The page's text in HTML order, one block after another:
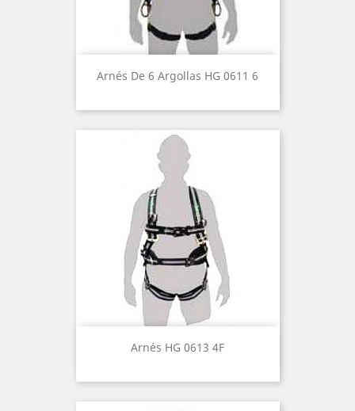
Arnés De 6 Argollas HG 0611 6
Arnés HG 0613 4F